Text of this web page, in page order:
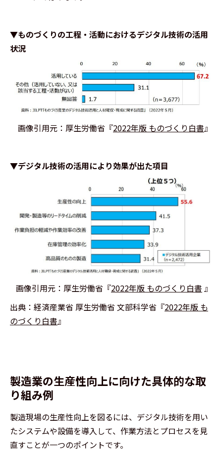
▼ものづくりの工程・活動におけるデジタル技術の活用
状況
画像引用元：厚生労働省『2022年版 ものづくり白書』
▼デジタル技術の活用により効果が出た項目
画像引用元：厚生労働省『2022年版 ものづくり白書 』
出典：経済産業省 厚生労働省 文部科学省『2022年版 も
のづくり白書』
製造業の生産性向上に向けた具体的な取
り組み例
製造現場の生産性向上を図るには、デジタル技術を用い
たシステムや設備を導入して、作業方法とプロセスを見
直すことが一つのポイントです。